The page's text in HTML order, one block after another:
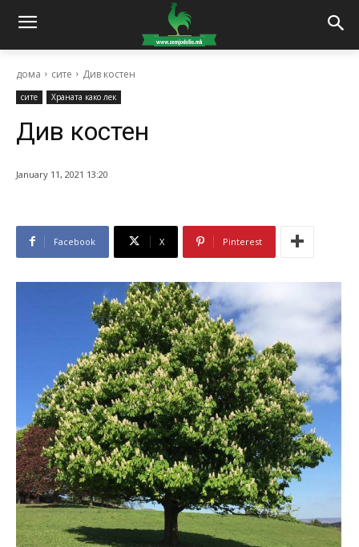
дома сите Див костен
сите Храната како лек
Див костен
January 11, 2021 13:20
Facebook X Pinterest